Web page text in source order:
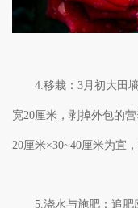
4.移栽：3月初大田墒
宽20厘米，剥掉外包的
20厘米×30~40厘米为宜
5.浇水与施肥：追肥